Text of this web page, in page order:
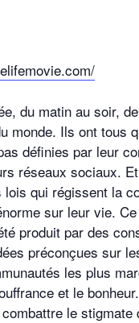
du matin au soir,
Ils ont tous
définies par leur
réseaux sociaux.
qui régissent la
sur leur vie.
produit par des
préconçues sur
les plus
et le
le